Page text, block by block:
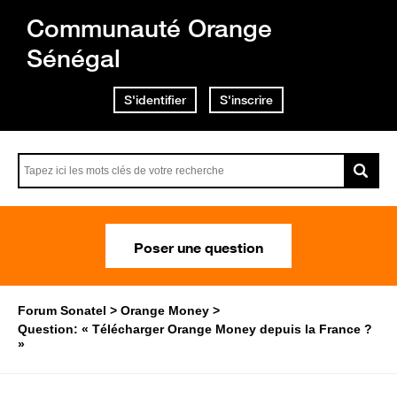
Communauté Orange
Sénégal
S'identifier S'inscrire
Poser une question
Forum Sonatel
Orange Money
Question: « Télécharger Orange Money depuis la France ?
»